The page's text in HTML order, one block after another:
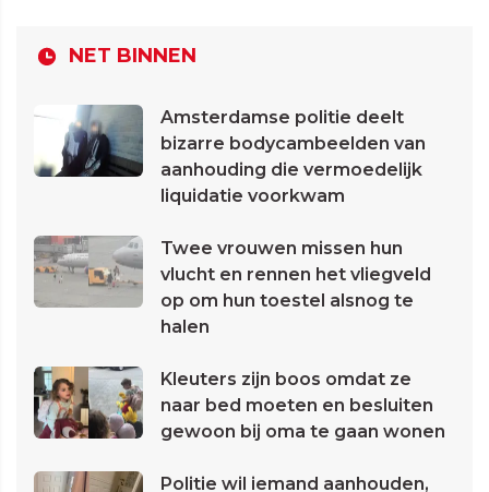
NET BINNEN
Amsterdamse politie deelt
bizarre bodycambeelden van
aanhouding die vermoedelijk
liquidatie voorkwam
Twee vrouwen missen hun
vlucht en rennen het vliegveld
op om hun toestel alsnog te
halen
Kleuters zijn boos omdat ze
naar bed moeten en besluiten
gewoon bij oma te gaan wonen
Politie wil iemand aanhouden,